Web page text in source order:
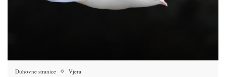
Duhovne stranice Vjera